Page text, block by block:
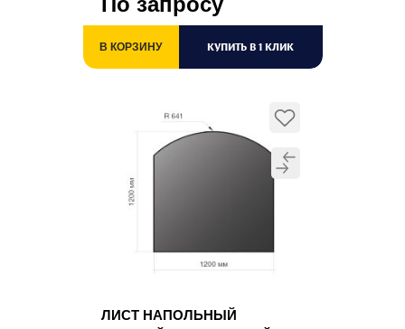
В КОРЗИНУ КУПИТЬ В 1 КЛИК
ЛИСТ НАПОЛЬНЫЙ